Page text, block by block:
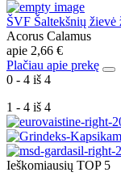
ŠVF Šaltekšnių žievė
Acorus Calamus
apie 2,66 €
Plačiau apie prekę
0 - 4 iš 4
1 - 4 iš 4
Ieškomiausių TOP 5